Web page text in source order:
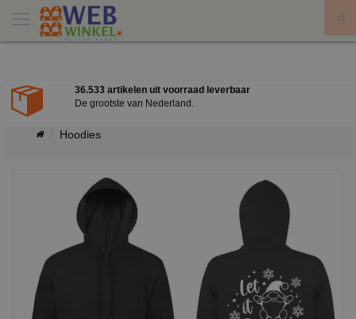
36.533 artikelen uit voorraad leverbaar
De grootste van Nederland.
Hoodies